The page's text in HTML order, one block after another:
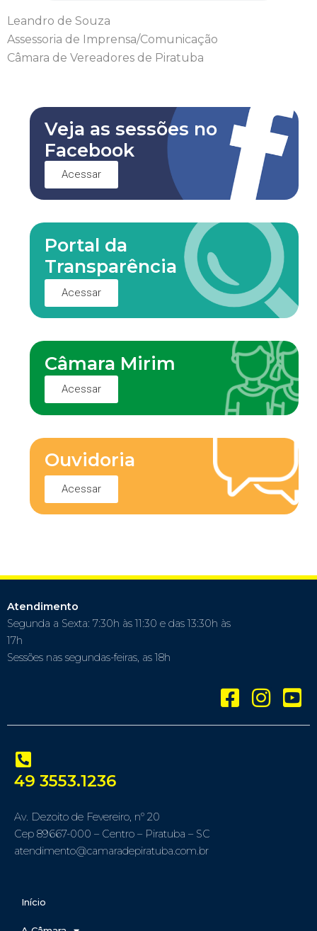
Leandro de Souza
Assessoria de Imprensa/Comunicação
Câmara de Vereadores de Piratuba
Veja as sessões no
Facebook
Acessar
Portal da
Transparência
Acessar
Câmara Mirim
Acessar
Ouvidoria
Acessar
Atendimento
Segunda a Sexta: 7:30h às 11:30 e das 13:30h às
17h
Sessões nas segundas-feiras, as 18h
49 3553.1236
Av. Dezoito de Fevereiro, nº 20
Cep 89667-000 – Centro – Piratuba – SC
atendimento@camaradepiratuba.com.br
Início